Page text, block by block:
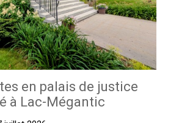
en palais de justice
à Lac-Mégantic